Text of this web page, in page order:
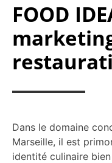
FOOD
Dans le domaine
Marseille, il est
identité culinaire